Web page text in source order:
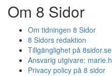
Om 8 Sidor
Om tidningen 8 Sidor
8 Sidors redaktion
Tillgänglighet på 8sidor.se
Ansvarig utgivare:
Privacy policy på 8 sidor